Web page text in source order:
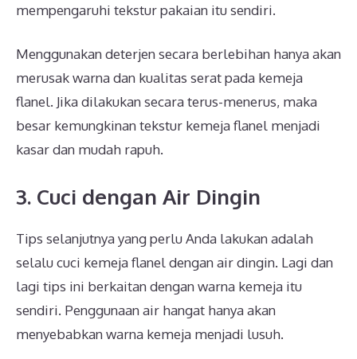
mempengaruhi tekstur pakaian itu sendiri.
Menggunakan deterjen secara berlebihan hanya akan
merusak warna dan kualitas serat pada kemeja
flanel. Jika dilakukan secara terus-menerus, maka
besar kemungkinan tekstur kemeja flanel menjadi
kasar dan mudah rapuh.
3. Cuci dengan Air Dingin
Tips selanjutnya yang perlu Anda lakukan adalah
selalu cuci kemeja flanel dengan air dingin. Lagi dan
lagi tips ini berkaitan dengan warna kemeja itu
sendiri. Penggunaan air hangat hanya akan
menyebabkan warna kemeja menjadi lusuh.